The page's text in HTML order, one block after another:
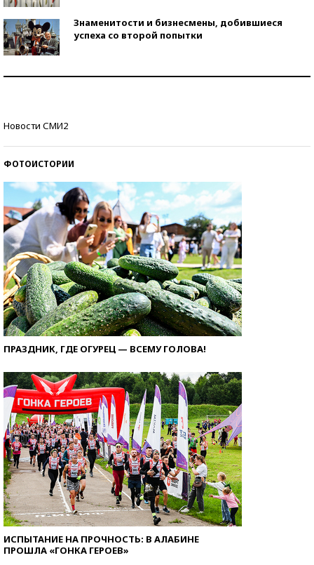
Знаменитости и бизнесмены, добившиеся
успеха со второй попытки
Новости СМИ2
ФОТОИСТОРИИ
ПРАЗДНИК, ГДЕ ОГУРЕЦ — ВСЕМУ ГОЛОВА!
ИСПЫТАНИЕ НА ПРОЧНОСТЬ: В АЛАБИНЕ
ПРОШЛА «ГОНКА ГЕРОЕВ»